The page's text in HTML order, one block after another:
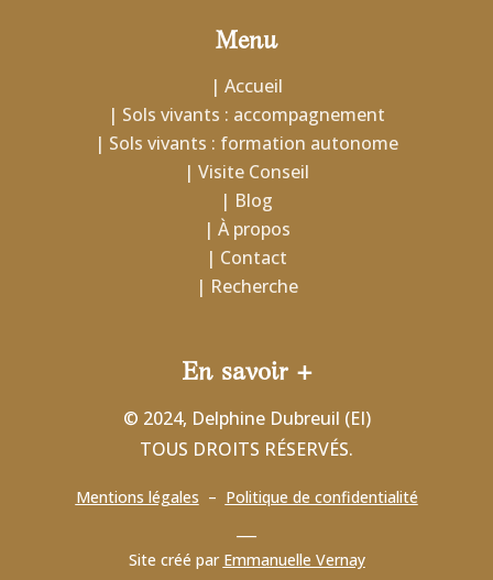
Menu
| Accueil
| Sols vivants : accompagnement
| Sols vivants : formation autonome
| Visite Conseil
| Blog
| À propos
| Contact
| Recherche
En savoir +
© 2024, Delphine Dubreuil (EI)
TOUS DROITS RÉSERVÉS.
Mentions légales – Politique de confidentialité
Site créé par Emmanuelle Vernay